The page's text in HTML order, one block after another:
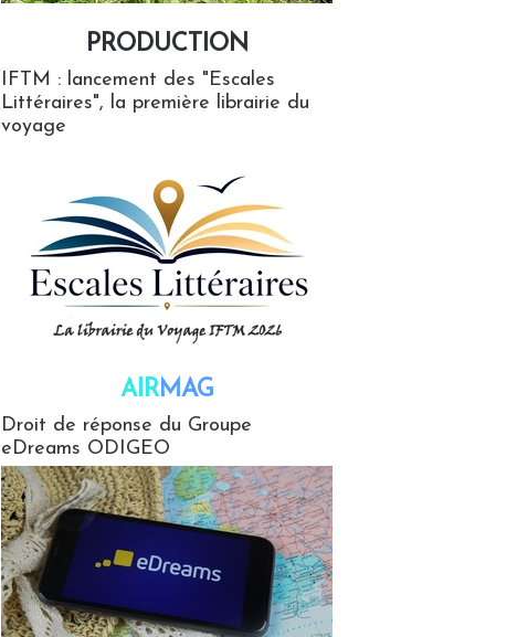
PRODUCTION
IFTM : lancement des "Escales
Littéraires", la première librairie du
voyage
AIRMAG
Droit de réponse du Groupe
eDreams ODIGEO